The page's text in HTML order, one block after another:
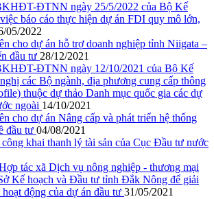
ĐTNN ngày 25/5/2022 của Bộ Kế
báo cáo thực hiện dự án FDI quy mô lớn,
05/2022
cho dự án hỗ trợ doanh nghiệp tỉnh Niigata –
đầu tư 28/12/2021
ĐTNN ngày 12/10/2021 của Bộ Kế
các Bộ ngành, địa phương cung cấp thông
thuộc dự thảo Danh mục quốc gia các dự
ngoài 14/10/2021
cho dự án Nâng cấp và phát triển hệ thống
đầu tư 04/08/2021
khai thanh lý tài sản của Cục Đầu tư nước
tác xã Dịch vụ nông nghiệp - thương mại
Kế hoạch và Đầu tư tỉnh Đắk Nông để giải
động của dự án đầu tư 31/05/2021